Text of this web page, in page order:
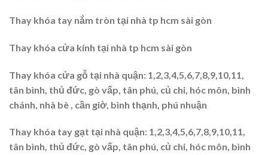
Thay khóa tay nắm tròn tại nhà tp hcm sài gòn
Thay khóa cửa kính tại nhà tp hcm sài gòn
Thay khóa cửa gỗ tại nhà quận: 1,2,3,4,5,6,7,8,9,10,11,
tân bình, thủ đức, gò vấp, tân phú, củ chi, hóc môn, bình
chánh, nhà bè , cần giờ, bình thạnh, phú nhuận
Thay khóa tay gạt tại nhà quận: 1,2,3,4,5,6,7,8,9,10,11,
tân bình, thủ đức, gò vấp, tân phú, củ chi, hóc môn, bình